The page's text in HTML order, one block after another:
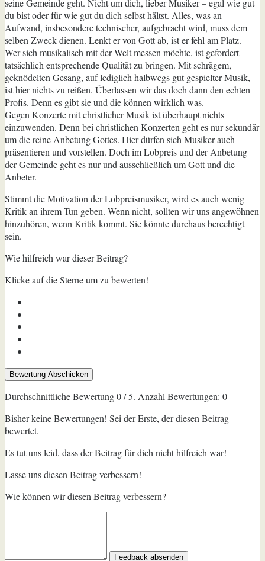
seine Gemeinde geht. Nicht um dich, lieber Musiker – egal wie gut
du bist oder für wie gut du dich selbst hältst. Alles, was an
Aufwand, insbesondere technischer, aufgebracht wird, muss dem
selben Zweck dienen. Lenkt er von Gott ab, ist er fehl am Platz.
Wer sich musikalisch mit der Welt messen möchte, ist gefordert
tatsächlich entsprechende Qualität zu bringen. Mit schrägem,
geknödelten Gesang, auf lediglich halbwegs gut gespielter Musik,
ist hier nichts zu reißen. Überlassen wir das doch dann den echten
Profis. Denn es gibt sie und die können wirklich was.
Gegen Konzerte mit christlicher Musik ist überhaupt nichts
einzuwenden. Denn bei christlichen Konzerten geht es nur sekundär
um die reine Anbetung Gottes. Hier dürfen sich Musiker auch
präsentieren und vorstellen. Doch im Lobpreis und der Anbetung
der Gemeinde geht es nur und ausschließlich um Gott und die
Anbeter.
Stimmt die Motivation der Lobpreismusiker, wird es auch wenig
Kritik an ihrem Tun geben. Wenn nicht, sollten wir uns angewöhnen
hinzuhören, wenn Kritik kommt. Sie könnte durchaus berechtigt
sein.
Wie hilfreich war dieser Beitrag?
Klicke auf die Sterne um zu bewerten!
Bewertung Abschicken
Durchschnittliche Bewertung0/ 5. Anzahl Bewertungen: 0
Bisher keine Bewertungen! Sei der Erste, der diesen Beitrag
bewertet.
Es tut uns leid, dass der Beitrag für dich nicht hilfreich war!
Lasse uns diesen Beitrag verbessern!
Wie können wir diesen Beitrag verbessern?
Feedback absenden